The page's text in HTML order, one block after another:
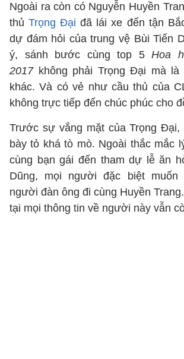
Ngoài ra còn có Nguyễn Huyền
thủTrọng Đại đã lái xe đến tận
dự đám hỏi của trung vệ Bùi Tiến
ý, sánh bước cùng top 5Hoa
2017không phải Trọng Đại mà là
khác. Và có vẻ như cầu thủ của
không trực tiếp đến chúc phúc cho
Trước sự vắng mặt của Trọng
bày tỏ khá tò mò. Ngoài thắc mắc
cùng bạn gái đến tham dự lễ ăn
Dũng, mọi người đặc biệt muốn
người đàn ông đi cùng Huyền
tại mọi thông tin về người này vẫn